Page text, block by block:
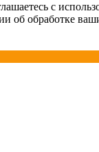
с
об обработке